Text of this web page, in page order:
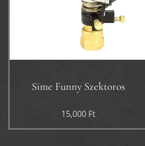
Sime Funny Szektoros
15,000Ft